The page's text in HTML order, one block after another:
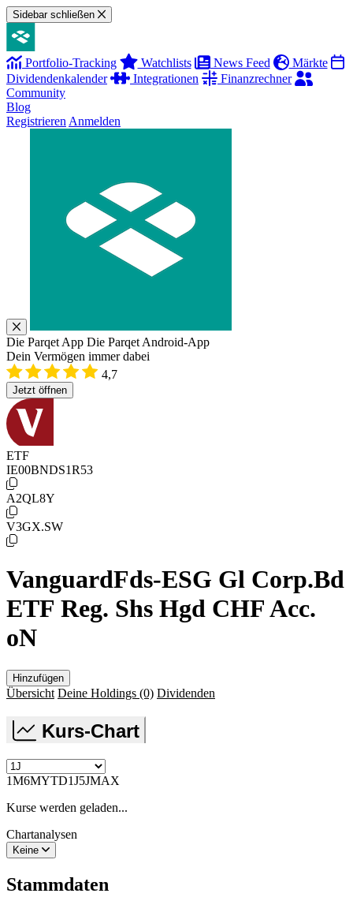
Sidebar schließen
Portfolio-Tracking Watchlists News Feed
Märkte
Dividendenkalender
Integrationen
Finanzrechner
Community
Blog
Registrieren Anmelden
Die Parqet App Die Parqet Android-App
Dein Vermögen immer dabei
4,7
Jetzt öffnen
ETF
IE00BNDS1R53
A2QL8Y
V3GX.SW
VanguardFds-ESG Gl Corp.Bd
ETF Reg. Shs Hgd CHF Acc.
oN
Hinzufügen
Übersicht Deine Holdings (0) Dividenden
Kurs-Chart
1M6MYTD1J5JMAX
Kurse werden geladen...
Chartanalysen
Keine
Stammdaten